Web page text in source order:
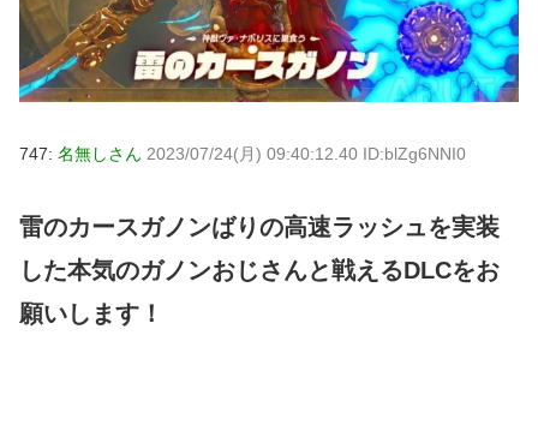
747: 名無しさん 2023/07/24(月) 09:40:12.40 ID:blZg6NNI0
雷のカースガノンばりの高速ラッシュを実装
した本気のガノンおじさんと戦えるDLCをお
願いします！